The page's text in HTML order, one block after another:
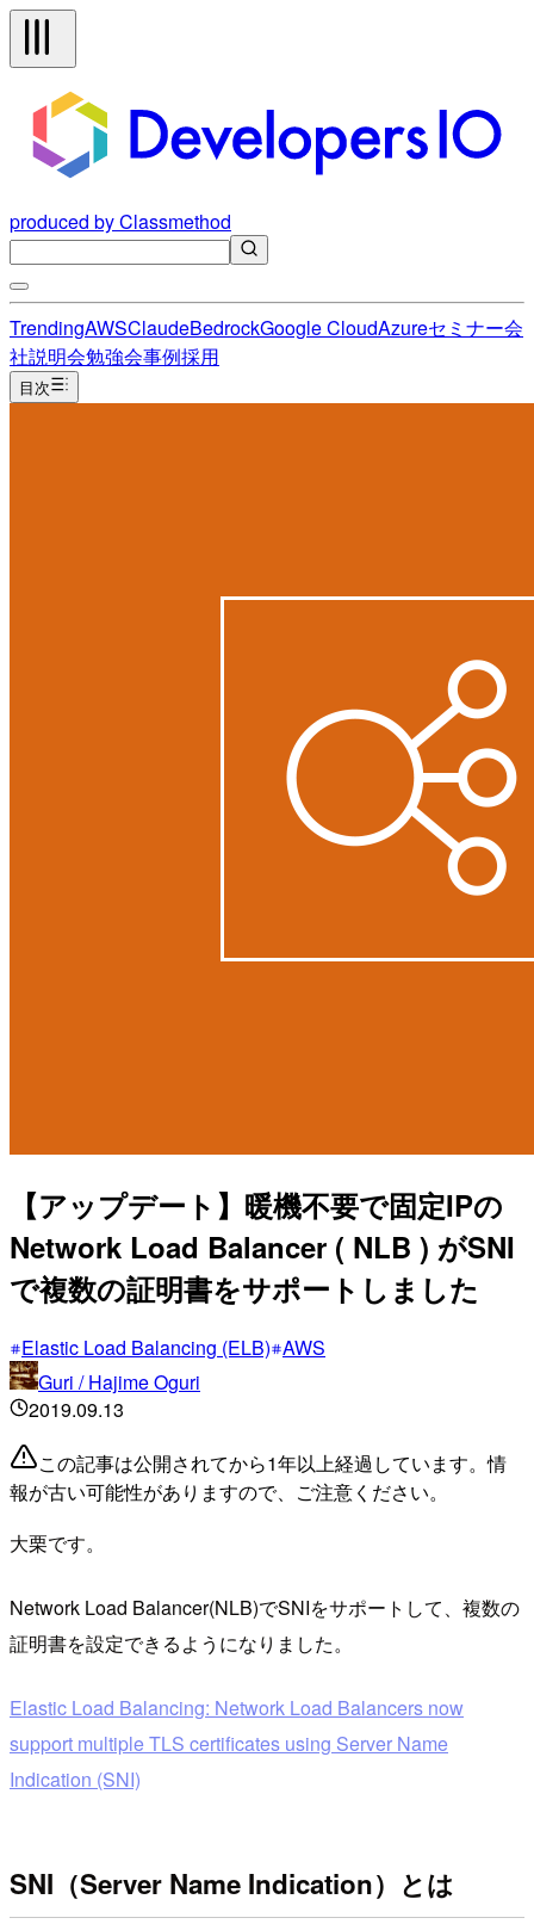
produced by Classmethod
TrendingAWSClaudeBedrockGoogle CloudAzureセミナー会
社説明会勉強会事例採用
目次
【アップデート】暖機不要で固定IPの
Network Load Balancer ( NLB ) がSNI
で複数の証明書をサポートしました
Elastic Load Balancing (ELB) AWS
Guri / Hajime Oguri
2019.09.13
この記事は公開されてから1年以上経過しています。情
報が古い可能性がありますので、ご注意ください。
大栗です。
Network Load Balancer(NLB)でSNIをサポートして、複数の
証明書を設定できるようになりました。
Elastic Load Balancing: Network Load Balancers now
support multiple TLS certificates using Server Name
Indication (SNI)
SNI（Server Name Indication）とは